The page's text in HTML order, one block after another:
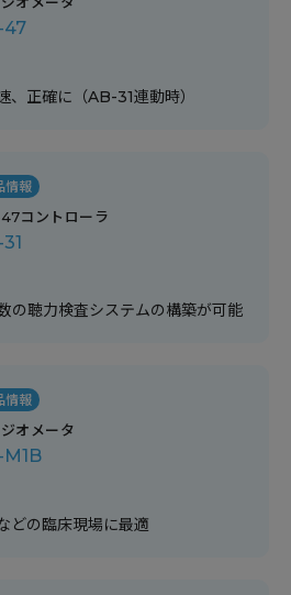
47
、正確に（AB-31連動時）
情報
コントローラ
の聴力検査システムの構築が可能
情報
オメータ
どの臨床現場に最適